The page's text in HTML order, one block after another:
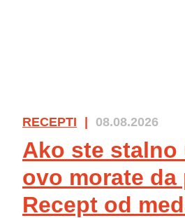
RECEPTI | 08.08.2026
Ako ste stalno
ovo morate da
Recept od